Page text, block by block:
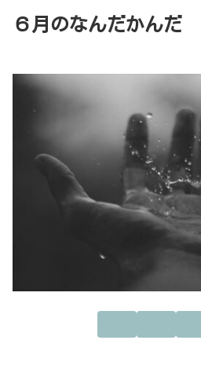
６月のなんだかんだ